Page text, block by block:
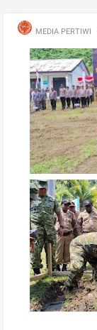
MEDIA PERTIWI